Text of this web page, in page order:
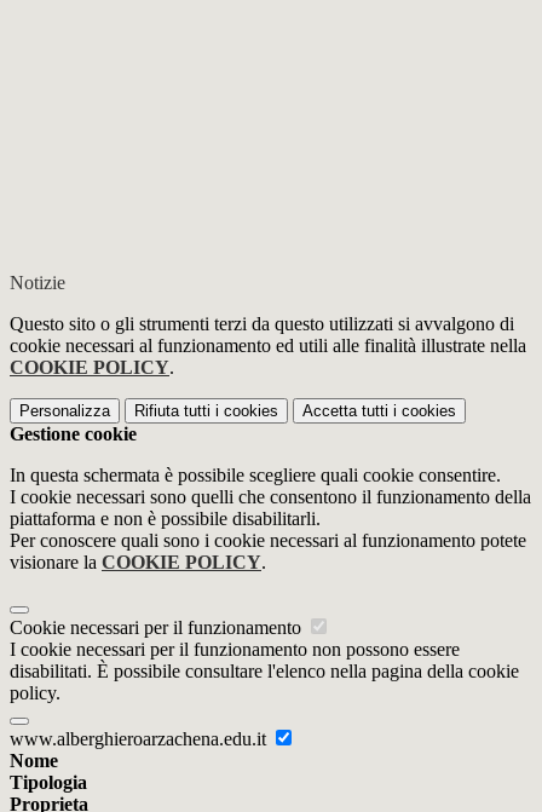
Notizie
Questo sito o gli strumenti terzi da questo utilizzati si avvalgono di
cookie necessari al funzionamento ed utili alle finalità illustrate nella
COOKIE POLICY.
Personalizza Rifiuta tutti i cookies Accetta tutti i cookies
Gestione cookie
In questa schermata è possibile scegliere quali cookie consentire.
I cookie necessari sono quelli che consentono il funzionamento della
piattaforma e non è possibile disabilitarli.
Per conoscere quali sono i cookie necessari al funzionamento potete
visionare la COOKIE POLICY.
Cookie necessari per il funzionamento
I cookie necessari per il funzionamento non possono essere
disabilitati. È possibile consultare l'elenco nella pagina della cookie
policy.
www.alberghieroarzachena.edu.it
Nome
Tipologia
Proprieta